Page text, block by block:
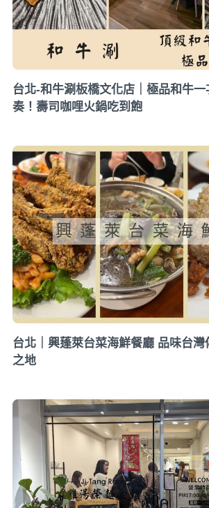
台北-和牛涮板橋文化店｜極品和牛
奏！壽司咖哩火鍋吃到飽
台北｜興蓬萊台菜海鮮餐廳 品味台灣
之地